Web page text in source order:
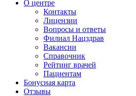
О центре
Контакты
Лицензии
Вопросы и ответы
Филиал Нацздрав
Вакансии
Справочник
Рейтинг врачей
Пациентам
Бонусная карта
Отзывы